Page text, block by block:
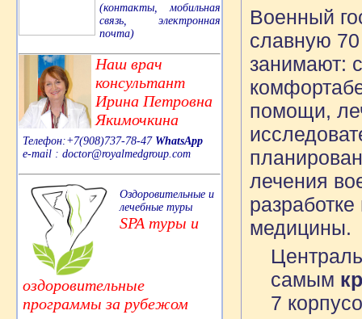
(контакты, мобильная
связь, электронная
почта)
Наш врач
консультант
Ирина Петровна
Якимочкина
Телефон:+7(908)737-78-47 WhatsApp
e-mail : doctor@royalmedgroup.com
Оздоровительные и
лечебные туры
SPA туры и
оздоровительные
программы за рубежом
Военный
славную
занимают:
помощи,
лечения
медицины.
самым
7